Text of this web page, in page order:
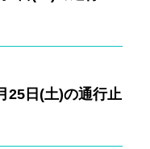
25日(土)の通行止